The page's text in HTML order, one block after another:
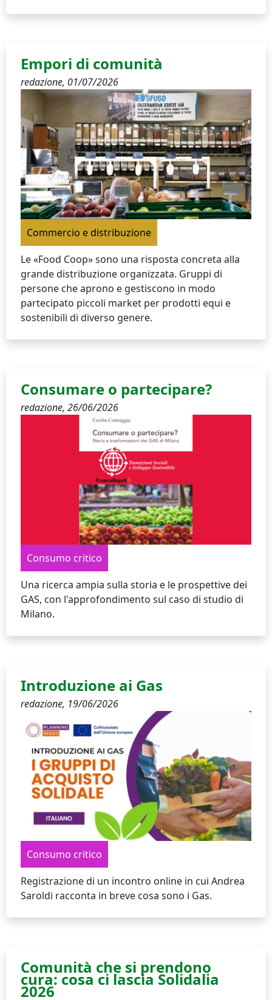
Empori di comunità
redazione, 01/07/2026
Commercio e distribuzione
Le «Food Coop» sono una risposta concreta alla
grande distribuzione organizzata. Gruppi di
persone che aprono e gestiscono in modo
partecipato piccoli market per prodotti equi e
sostenibili di diverso genere.
Consumare o partecipare?
redazione, 26/06/2026
Consumo critico
Una ricerca ampia sulla storia e le prospettive dei
GAS, con l'approfondimento sul caso di studio di
Milano.
Introduzione ai Gas
redazione, 19/06/2026
Consumo critico
Registrazione di un incontro online in cui Andrea
Saroldi racconta in breve cosa sono i Gas.
Comunità che si prendono
cura: cosa ci lascia Solidalia
2026